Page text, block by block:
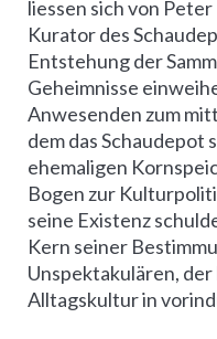
liessen sich von
Kurator des
Entstehung der
Geheimnisse
Anwesenden zum
dem das Schaudepot
ehemaligen
Bogen zur
seine Existenz
Kern seiner
Unspektakulären,
Alltagskultur in